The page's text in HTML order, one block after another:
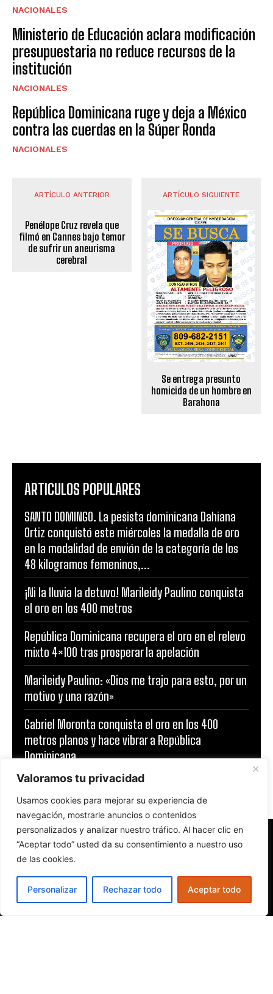
Valoramos tu privacidad
Usamos cookies para mejorar su experiencia de
navegación, mostrarle anuncios o contenidos
personalizados y analizar nuestro tráfico. Al hacer clic en
“Aceptar todo” usted da su consentimiento a nuestro uso
de las cookies.
Personalizar Rechazar todo Aceptar todo
NACIONALES
Ministerio de Educación aclara modificación
presupuestaria no reduce recursos de la
institución
NACIONALES
República Dominicana ruge y deja a México
contra las cuerdas en la Súper Ronda
NACIONALES
ARTÍCULO ANTERIOR
Penélope Cruz revela que
filmó en Cannes bajo temor
de sufrir un aneurisma
cerebral
ARTÍCULO SIGUIENTE
Se entrega presunto
homicida de un hombre en
Barahona
ARTICULOS POPULARES
SANTO DOMINGO. La pesista dominicana Dahiana
Ortiz conquistó este miércoles la medalla de oro
en la modalidad de envión de la categoría de los
48 kilogramos femeninos,...
¡Ni la lluvia la detuvo! Marileidy Paulino conquista
el oro en los 400 metros
República Dominicana recupera el oro en el relevo
mixto 4×100 tras prosperar la apelación
Marileidy Paulino: «Dios me trajo para esto, por un
motivo y una razón»
Gabriel Moronta conquista el oro en los 400
metros planos y hace vibrar a República
Dominicana